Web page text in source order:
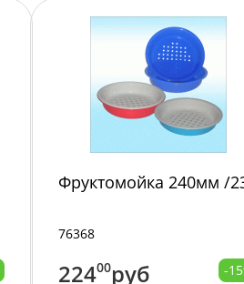
Фруктомойка 240мм /
76368
22400руб
-